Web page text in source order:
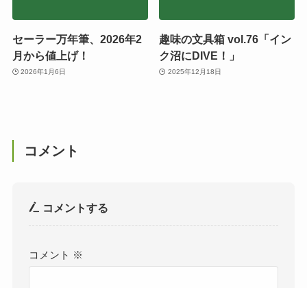
セーラー万年筆、2026年2
月から値上げ！
2026年1月6日
趣味の文具箱 vol.76「イン
ク沼にDIVE！」
2025年12月18日
コメント
コメントする
コメント ※